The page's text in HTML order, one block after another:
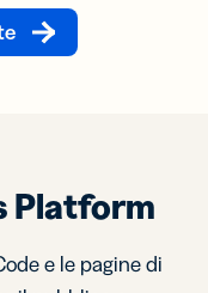
Platform
e le pagine di